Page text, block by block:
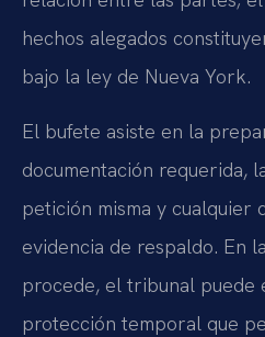
hechos alegados
bajo la ley de Nueva York.
El bufete asiste en la
documentación requerida,
petición misma y cualquier
evidencia de respaldo. En
procede, el tribunal puede
protección temporal que